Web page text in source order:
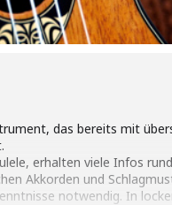
das bereits mit
erhalten viele Infos
Akkorden und
notwendig. In